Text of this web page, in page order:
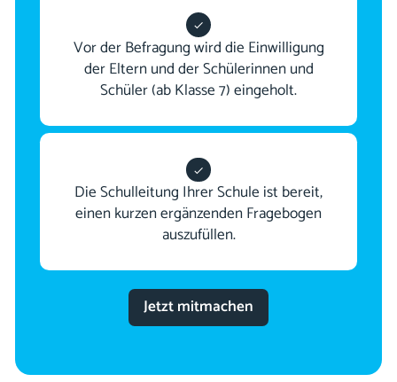
Vor der Befragung wird die Einwilligung
der Eltern und der Schülerinnen und
Schüler (ab Klasse 7) eingeholt.
Die Schulleitung Ihrer Schule ist bereit,
einen kurzen ergänzenden Fragebogen
auszufüllen.
Jetzt mitmachen